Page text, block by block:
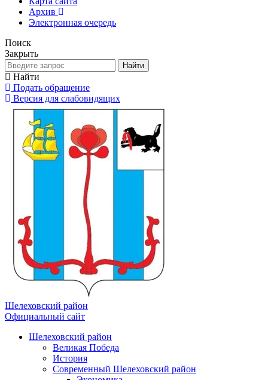
Архив
Электронная очередь
Поиск
Закрыть
Найти
Найти
Подать обращение
Версия для слабовидящих
Шелеховский район
Официальный сайт
Шелеховский район
Великая Победа
История
Современный Шелеховский район